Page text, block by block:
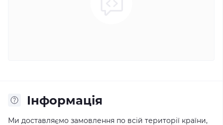
Iнформація
Ми доставляємо замовлення по всій території країни,